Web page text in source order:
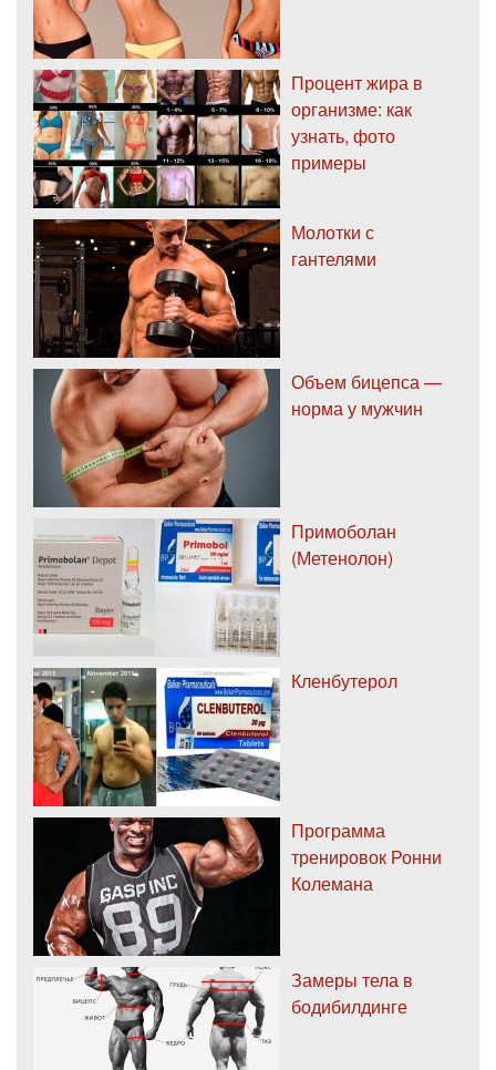
Процент жира в
организме: как
узнать, фото
примеры
Молотки с
гантелями
Объем бицепса —
норма у мужчин
Примоболан
(Метенолон)
Кленбутерол
Программа
тренировок Ронни
Колемана
Замеры тела в
бодибилдинге